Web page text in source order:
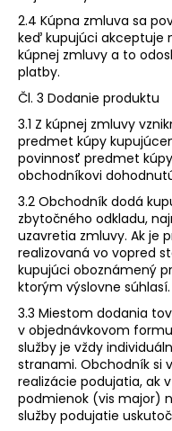
2.4 Kúpna zmluva sa
keď kupujúci akceptuje
kúpnej zmluvy a to
platby.
Čl. 3 Dodanie produktu
3.1 Z kúpnej zmluvy
predmet kúpy
povinnosť predmet
obchodníkovi
3.2 Obchodník dodá
zbytočného odkladu,
uzavretia zmluvy. Ak je
realizovaná vo vopred
kupujúci oboznámený
ktorým výslovne súhlasí.
3.3 Miestom dodania
v objednávkovom
služby je vždy
stranami. Obchodník si
realizácie podujatia, ak
podmienok (vis major)
služby podujatie